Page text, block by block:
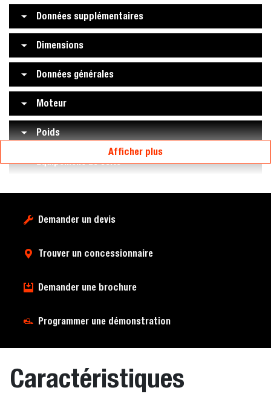
Données supplémentaires
Dimensions
Données générales
Moteur
Poids
Équipement de série
Afficher plus
Demander un devis
Trouver un concessionnaire
Demander une brochure
Programmer une démonstration
Caractéristiques